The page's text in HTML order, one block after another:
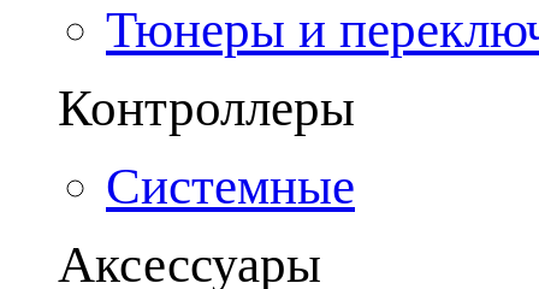
Тюнеры и
Контроллеры
Системные
Аксессуары